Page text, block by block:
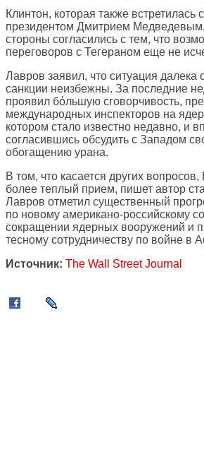
Клинтон, которая также встретилась
президентом Дмитрием
стороны согласились с тем, что
переговоров с Тегераном еще не
Лавров заявил, что ситуация далека
санкции неизбежны. За последние
проявил бόльшую сговорчивость,
международных инспекторов на
котором стало известно недавно, и
согласившись обсудить с Западом
обогащению урана.
В том, что касается других вопросов,
более теплый прием, пишет автор
Лавров отметил существенный
по новому американо-российскому
сокращении ядерных вооружений и
тесному сотрудничеству по войне в
Источник: The Wall Street Journal